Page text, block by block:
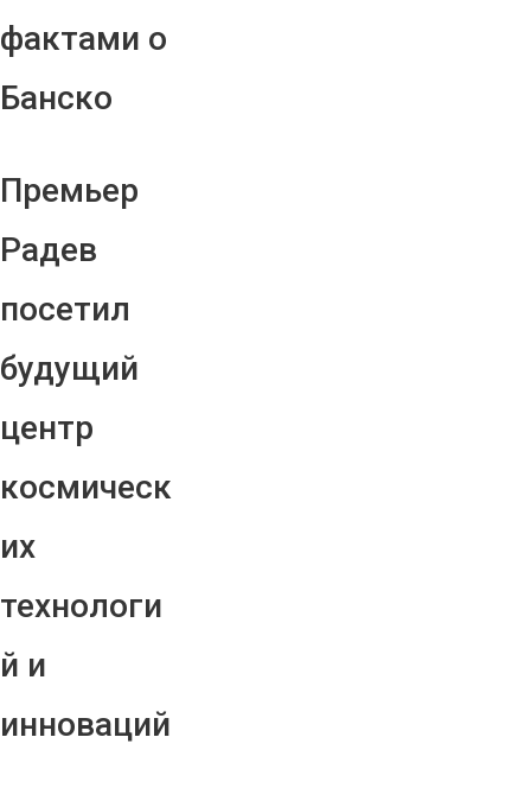
фактами о
Банско
Премьер
Радев
посетил
будущий
центр
космическ
их
технологи
й и
инноваций